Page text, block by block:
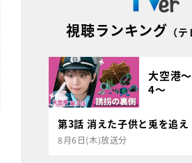
視聴ランキング （
大空港
4～
第3話 消えた子供と兎を追え
8月6日(木)放送分